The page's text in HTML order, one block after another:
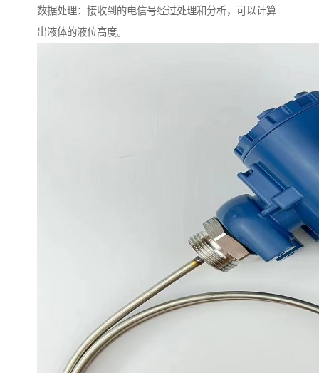
数据处理：接收到的电信号经过处理和分析，可以计算
出液体的液位高度。